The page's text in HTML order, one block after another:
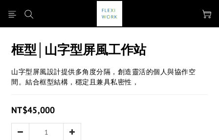
框型│山字型屏風工作站
山字型屏風設計提供多角度分隔，創造靈活的個人與協作空
間。結合框型結構，穩定且兼具私密性，
NT$45,000